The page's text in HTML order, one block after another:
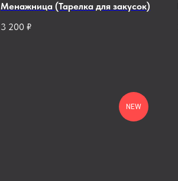
Менажница (Тарелка для закусок)
3 200 ₽
NEW